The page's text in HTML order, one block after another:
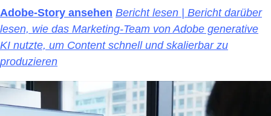
Adobe-Story ansehen Bericht lesen | Bericht darüber
lesen, wie das Marketing-Team von Adobe generative
KI nutzte, um Content schnell und skalierbar zu
produzieren